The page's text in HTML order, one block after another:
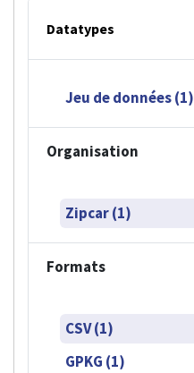
Datatypes
Jeu de données (1)
Organisation
Zipcar (1)
Formats
CSV (1)
GPKG (1)